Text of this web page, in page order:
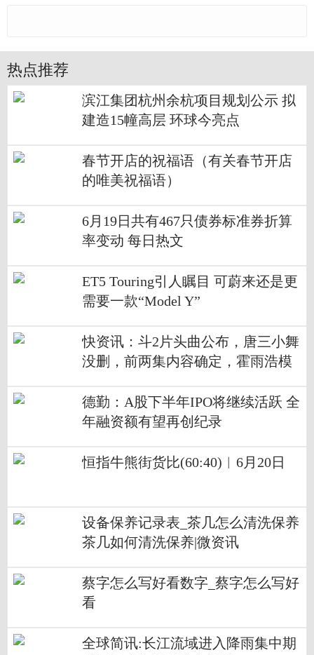
热点推荐
滨江集团杭州余杭项目规划公示 拟
建造15幢高层 环球今亮点
春节开店的祝福语（有关春节开店
的唯美祝福语）
6月19日共有467只债券标准券折算
率变动 每日热文
ET5 Touring引人瞩目 可蔚来还是更
需要一款“Model Y”
快资讯：斗2片头曲公布，唐三小舞
没删，前两集内容确定，霍雨浩模
德勤：A股下半年IPO将继续活跃 全
年融资额有望再创纪录
恒指牛熊街货比(60:40)︱6月20日
设备保养记录表_茶几怎么清洗保养
茶几如何清洗保养|微资讯
蔡字怎么写好看数字_蔡字怎么写好
看
全球简讯:长江流域进入降雨集中期